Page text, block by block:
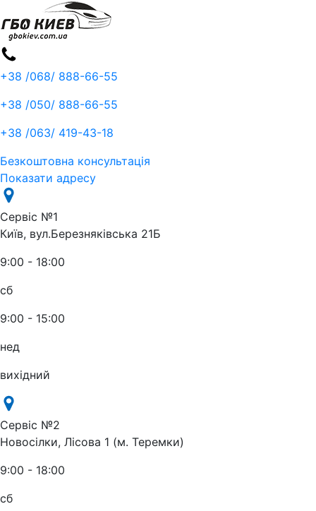
+38 /068/ 888-66-55
+38 /050/ 888-66-55
+38 /063/ 419-43-18
Безкоштовна консультація
Показати адресу
Сервіс №1
Київ, вул.Березняківська 21Б
9:00 - 18:00
сб
9:00 - 15:00
нед
вихідний
Сервіс №2
Новосілки, Лісова 1 (м. Теремки)
9:00 - 18:00
сб